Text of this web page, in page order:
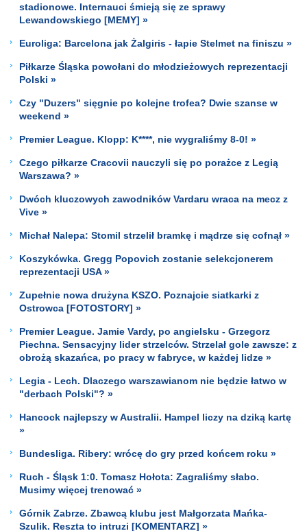
stadionowe. Internauci śmieją się ze sprawy
Lewandowskiego [MEMY] »
Euroliga: Barcelona jak Żalgiris - łapie Stelmet na finiszu »
Piłkarze Śląska powołani do młodzieżowych reprezentacji
Polski »
Czy "Duzers" sięgnie po kolejne trofea? Dwie szanse w
weekend »
Premier League. Klopp: K****, nie wygraliśmy 8-0! »
Czego piłkarze Cracovii nauczyli się po porażce z Legią
Warszawa? »
Dwóch kluczowych zawodników Vardaru wraca na mecz z
Vive »
Michał Nalepa: Stomil strzelił bramkę i mądrze się cofnął »
Koszykówka. Gregg Popovich zostanie selekcjonerem
reprezentacji USA »
Zupełnie nowa drużyna KSZO. Poznajcie siatkarki z
Ostrowca [FOTOSTORY] »
Premier League. Jamie Vardy, po angielsku - Grzegorz
Piechna. Sensacyjny lider strzelców. Strzelał gole zawsze: z
obrożą skazańca, po pracy w fabryce, w każdej lidze »
Legia - Lech. Dlaczego warszawianom nie będzie łatwo w
"derbach Polski"? »
Hancock najlepszy w Australii. Hampel liczy na dziką kartę
»
Bundesliga. Ribery: wrócę do gry przed końcem roku »
Ruch - Śląsk 1:0. Tomasz Hołota: Zagraliśmy słabo.
Musimy więcej trenować »
Górnik Zabrze. Zbawcą klubu jest Małgorzata Mańka-
Szulik. Reszta to intruzi [KOMENTARZ] »